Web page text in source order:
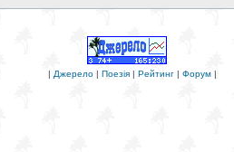
| Джерело | Поезія | Рейтинг | Форум |